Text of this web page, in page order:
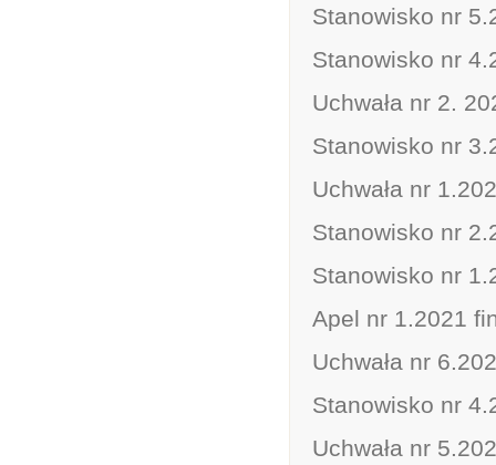
Stanowisko nr
Stanowisko nr
Uchwała nr 2.
Stanowisko nr
Uchwała nr
Stanowisko nr
Stanowisko nr
Apel nr 1.2021
Uchwała nr
Stanowisko nr
Uchwała nr